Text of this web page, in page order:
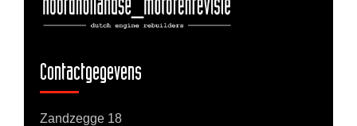
Contactgegevens
Zandzegge 18